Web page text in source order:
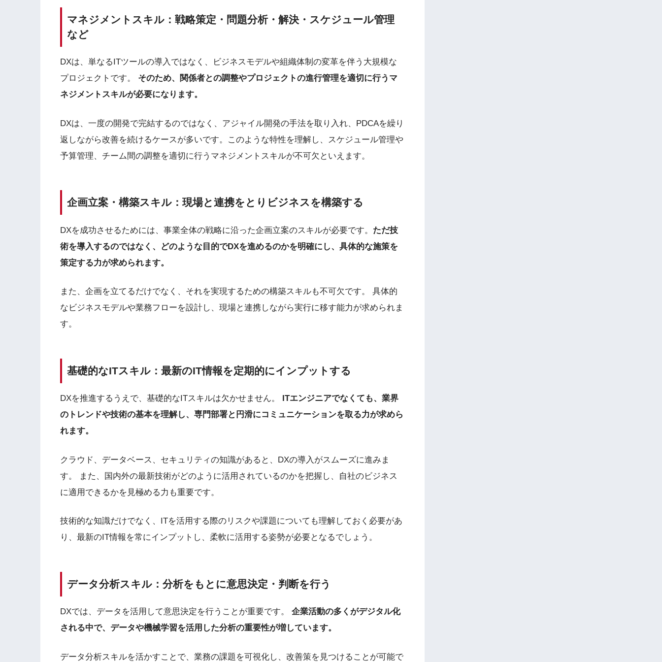
マネジメントスキル：戦略策定・問題分析・解決・スケジュール管理
など
DXは、単なるITツールの導入ではなく、ビジネスモデルや組織体制の変革を伴う大規模な
プロジェクトです。 そのため、関係者との調整やプロジェクトの進行管理を適切に行うマ
ネジメントスキルが必要になります。
DXは、一度の開発で完結するのではなく、アジャイル開発の手法を取り入れ、PDCAを繰り
返しながら改善を続けるケースが多いです。このような特性を理解し、スケジュール管理や
予算管理、チーム間の調整を適切に行うマネジメントスキルが不可欠といえます。
企画立案・構築スキル：現場と連携をとりビジネスを構築する
DXを成功させるためには、事業全体の戦略に沿った企画立案のスキルが必要です。 ただ技
術を導入するのではなく、どのような目的でDXを進めるのかを明確にし、具体的な施策を
策定する力が求められます。
また、企画を立てるだけでなく、それを実現するための構築スキルも不可欠です。 具体的
なビジネスモデルや業務フローを設計し、現場と連携しながら実行に移す能力が求められま
す。
基礎的なITスキル：最新のIT情報を定期的にインプットする
DXを推進するうえで、基礎的なITスキルは欠かせません。
ITエンジニアでなくても、業界
のトレンドや技術の基本を理解し、専門部署と円滑にコミュニケーションを取る力が求めら
れます。
クラウド、データベース、セキュリティの知識があると、DXの導入がスムーズに進みま
す。 また、国内外の最新技術がどのように活用されているのかを把握し、自社のビジネス
に適用できるかを見極める力も重要です。
技術的な知識だけでなく、ITを活用する際のリスクや課題についても理解しておく必要があ
り、最新のIT情報を常にインプットし、柔軟に活用する姿勢が必要となるでしょう。
データ分析スキル：分析をもとに意思決定・判断を行う
DXでは、データを活用して意思決定を行うことが重要です。 企業活動の多くがデジタル化
される中で、データや機械学習を活用した分析の重要性が増しています。
データ分析スキルを活かすことで、業務の課題を可視化し、改善策を見つけることが可能で